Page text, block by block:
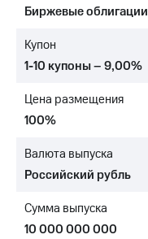
Достижения
Интервью
отчетность
Контакты
Пригласить
спикера
Биржевые облигации
Купон
1-10 купоны – 9,00%
Цена размещения
100%
Валюта выпуска
Российский рубль
Сумма выпуска
10 000 000 000